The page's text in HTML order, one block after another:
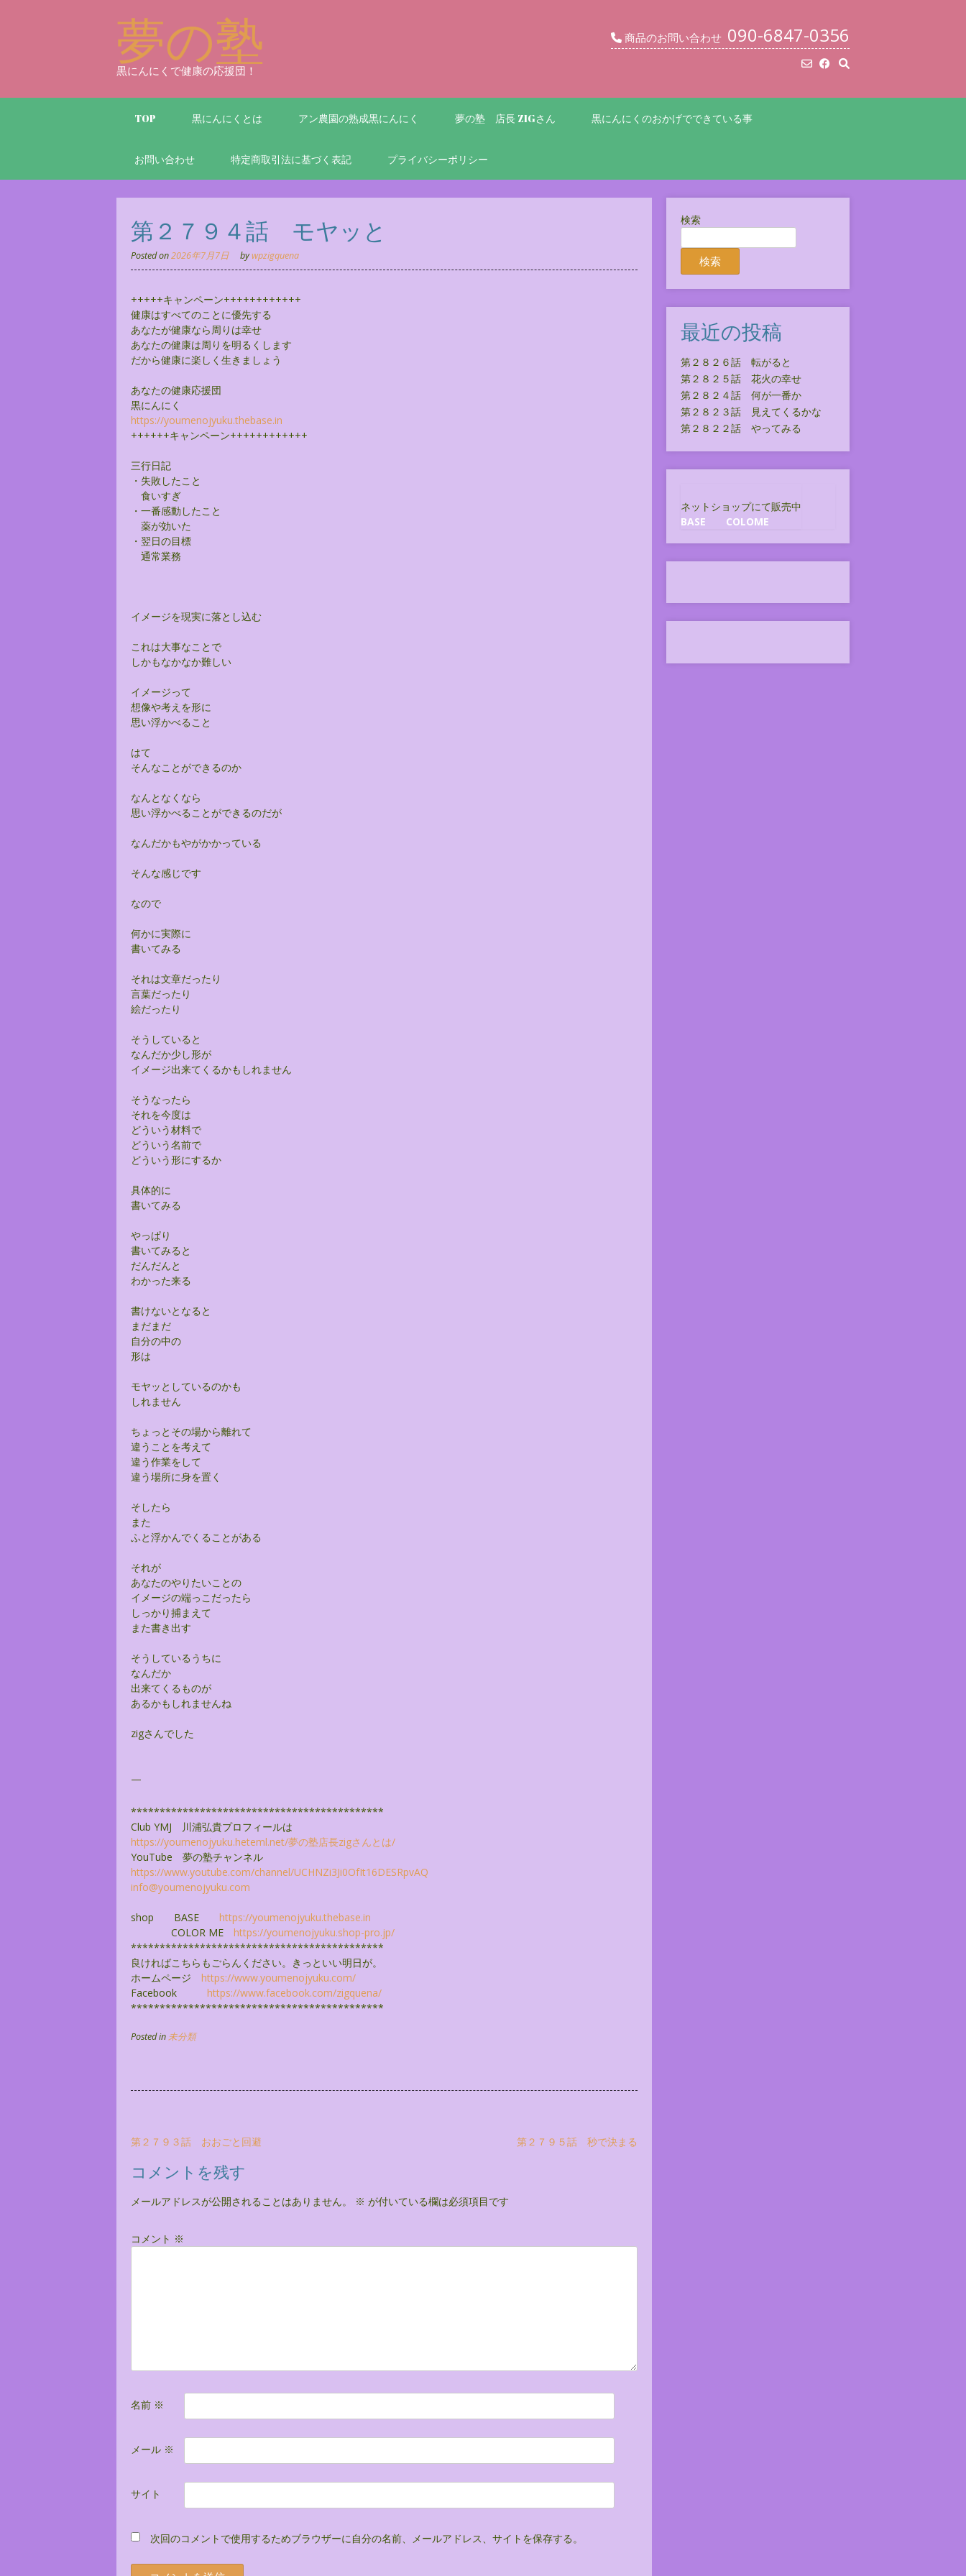
夢の塾
黒にんにくで健康の応援団！
商品のお問い合わせ 090-6847-0356
TOP 黒にんにくとは アン農園の熟成黒にんにく 夢の塾 店長 ZIGさん 黒にんにくのおかげでできている事
お問い合わせ 特定商取引法に基づく表記 プライバシーポリシー
第２７９４話 モヤッと
Posted on2026年7月7日 bywpzigquena
+++++キャンペーン++++++++++++
健康はすべてのことに優先する
あなたが健康なら周りは幸せ
あなたの健康は周りを明るくします
だから健康に楽しく生きましょう
あなたの健康応援団
黒にんにく
https://youmenojyuku.thebase.in
++++++キャンペーン++++++++++++
三行日記
・失敗したこと
食いすぎ
・一番感動したこと
薬が効いた
・翌日の目標
通常業務
イメージを現実に落とし込む
これは大事なことで
しかもなかなか難しい
イメージって
想像や考えを形に
思い浮かべること
はて
そんなことができるのか
なんとなくなら
思い浮かべることができるのだが
なんだかもやがかかっている
そんな感じです
なので
何かに実際に
書いてみる
それは文章だったり
言葉だったり
絵だったり
そうしていると
なんだか少し形が
イメージ出来てくるかもしれません
そうなったら
それを今度は
どういう材料で
どういう名前で
どういう形にするか
具体的に
書いてみる
やっぱり
書いてみると
だんだんと
わかった来る
書けないとなると
まだまだ
自分の中の
形は
モヤッとしているのかも
しれません
ちょっとその場から離れて
違うことを考えて
違う作業をして
違う場所に身を置く
そしたら
また
ふと浮かんでくることがある
それが
あなたのやりたいことの
イメージの端っこだったら
しっかり捕まえて
また書き出す
そうしているうちに
なんだか
出来てくるものが
あるかもしれませんね
zigさんでした
—
********************************************
Club YMJ 川浦弘貴プロフィールは
https://youmenojyuku.heteml.net/夢の塾店長zigさんとは/
YouTube 夢の塾チャンネル
https://www.youtube.com/channel/UCHNZi3Ji0OfIt16DESRpvAQ
info@youmenojyuku.com
shop BASE https://youmenojyuku.thebase.in
COLOR ME https://youmenojyuku.shop-pro.jp/
********************************************
良ければこちらもごらんください。きっといい明日が。
ホームページ https://www.youmenojyuku.com/
Facebook https://www.facebook.com/zigquena/
********************************************
Posted in未分類
投
稿
ナ
ビ
ー
第２７９３話 おおごと回避 第２７９５話 秒で決まる
コメントを残す
メールアドレスが公開されることはありません。 ※ が付いている欄は必須項目です
コメント ※
名前 ※
メール ※
サイト
次回のコメントで使用するためブラウザーに自分の名前、メールアドレス、サイトを保存する。
検索
検索
最近の投稿
第２８２６話 転がると
第２８２５話 花火の幸せ
第２８２４話 何が一番か
第２８２３話 見えてくるかな
第２８２２話 やってみる
ネットショップにて販売中
BASE
COLOME